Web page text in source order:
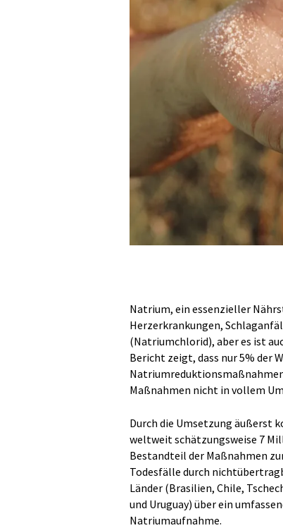
Natrium, ein essenzieller
Herzerkrankungen,
(Natriumchlorid), aber es ist
Bericht zeigt, dass nur 5% der
Maßnahmen nicht in vollem
Durch die Umsetzung äußerst
weltweit schätzungsweise 7
Bestandteil der Maßnahmen
Todesfälle durch
Länder (Brasilien, Chile,
und Uruguay) über ein
Natriumaufnahme.